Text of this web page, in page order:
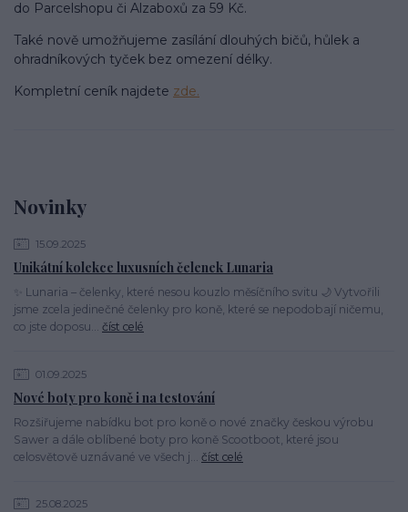
Novinky
15.09.2025
Unikátní kolekce luxusních čelenek Lunaria
✨ Lunaria – čelenky, které nesou kouzlo měsíčního svitu 🌙 Vytvořili
jsme zcela jedinečné čelenky pro koně, které se nepodobají ničemu,
co jste doposu... číst celé
01.09.2025
Nové boty pro koně i na testování
Rozšiřujeme nabídku bot pro koně o nové značky českou výrobu
Sawer a dále oblíbené boty pro koně Scootboot, které jsou
celosvětově uznávané ve všech j... číst celé
25.08.2025
do Parcelshopu či Alzaboxů za 59 Kč.
Také nově umožňujeme zasílání dlouhých bičů, hůlek a
ohradníkových tyček bez omezení délky.
Kompletní ceník najdete zde.